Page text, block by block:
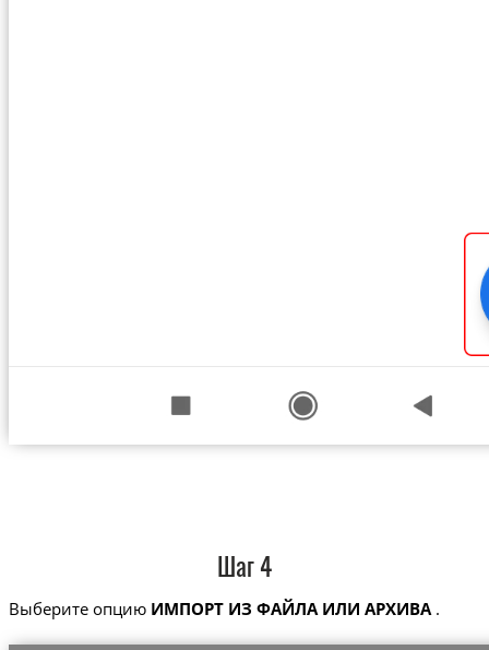
Шаг 4
Выберите опцию ИМПОРТ ИЗ ФАЙЛА ИЛИ АРХИВА.